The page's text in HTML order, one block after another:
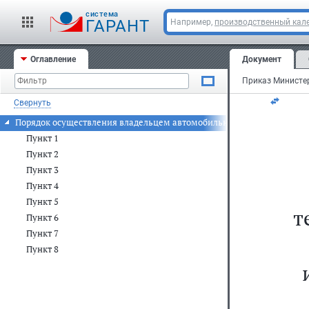
cистема
ГАРАНТ Например, производственный
Оглавление
Свернуть
Порядок осуществления владельцем автомобильной дороги
Пункт 1
Пункт 2
Пункт 3
Пункт 4
Пункт 5
Пункт 6
Пункт 7
Пункт 8
Документ